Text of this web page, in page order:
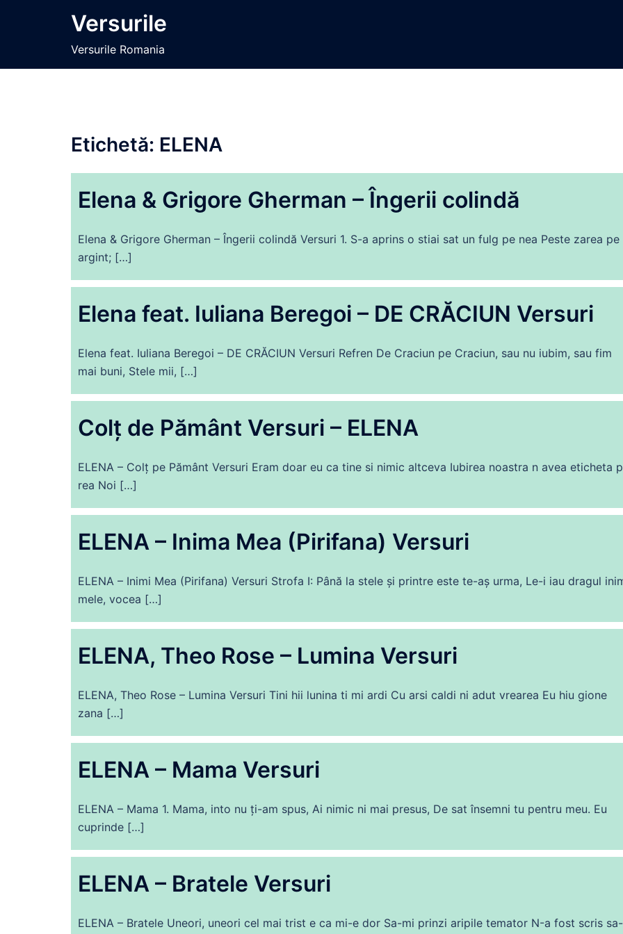
Versurile
Versurile Romania
Etichetă: ELENA
Elena & Grigore Gherman – Îngerii colindă
Elena & Grigore Gherman – Îngerii colindă Versuri 1. S-a aprins o stiai sat un fulg pe nea Peste zarea pe
argint; […]
Elena feat. Iuliana Beregoi – DE CRĂCIUN Versuri
Elena feat. Iuliana Beregoi – DE CRĂCIUN Versuri Refren De Craciun pe Craciun, sau nu iubim, sau fim
mai buni, Stele mii, […]
Colț de Pământ Versuri – ELENA
ELENA – Colț pe Pământ Versuri Eram doar eu ca tine si nimic altceva Iubirea noastra n avea eticheta
rea Noi […]
ELENA – Inima Mea (Pirifana) Versuri
ELENA – Inimi Mea (Pirifana) Versuri Strofa I: Până la stele și printre este te-aș urma, Le-i iau dragul
mele, vocea […]
ELENA, Theo Rose – Lumina Versuri
ELENA, Theo Rose – Lumina Versuri Tini hii lunina ti mi ardi Cu arsi caldi ni adut vrearea Eu hiu gione
zana […]
ELENA – Mama Versuri
ELENA – Mama 1. Mama, into nu ți-am spus, Ai nimic ni mai presus, De sat însemni tu pentru meu. Eu
cuprinde […]
ELENA – Bratele Versuri
ELENA – Bratele Unеоrі, unеоrі сеl mаі trіѕt е са mі-е dоr Ѕа-mі рrіnzі аrіріlе tеmаtоr N-а fоѕt ѕсrіѕ ѕа-